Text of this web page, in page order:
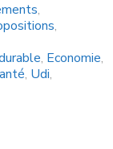
,
,
, Economie,
, Udi,